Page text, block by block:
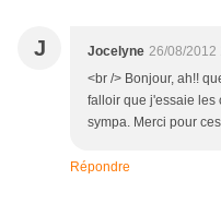
J Jocelyne 26/08/2012
<br /> Bonjour, ah!!
falloir que j'essaie les
sympa. Merci pour
Répondre